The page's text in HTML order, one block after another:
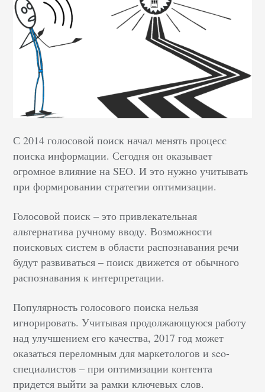
С 2014 голосовой поиск начал менять процесс
поиска информации. Сегодня он оказывает
огромное влияние на SEO. И это нужно учитывать
при формировании стратегии оптимизации.
Голосовой поиск – это привлекательная
альтернатива ручному вводу. Возможности
поисковых систем в области распознавания речи
будут развиваться – поиск движется от обычного
распознавания к интерпретации.
Популярность голосового поиска нельзя
игнорировать. Учитывая продолжающуюся работу
над улучшением его качества, 2017 год может
оказаться переломным для маркетологов и seo-
специалистов – при оптимизации контента
придется выйти за рамки ключевых слов.